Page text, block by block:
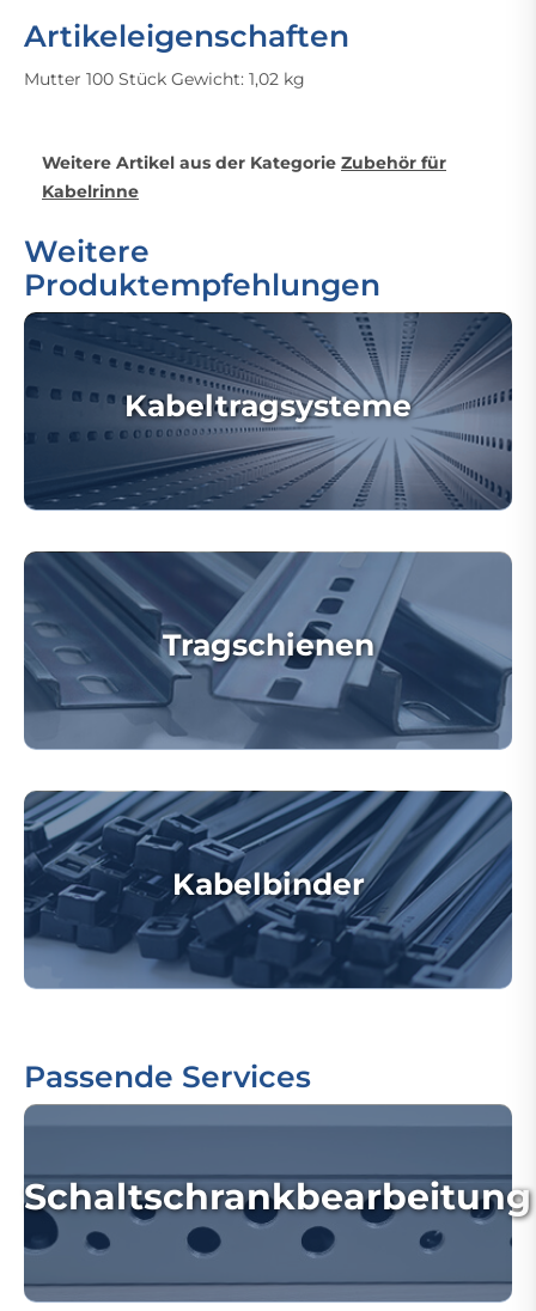
Artikeleigenschaften
Mutter 100 Stück Gewicht: 1,02 kg
Weitere Artikel aus der Kategorie Zubehör für
Kabelrinne
Weitere
Produktempfehlungen
Kabeltragsysteme
Tragschienen
Kabelbinder
Passende Services
Schaltschrankbearbeitung